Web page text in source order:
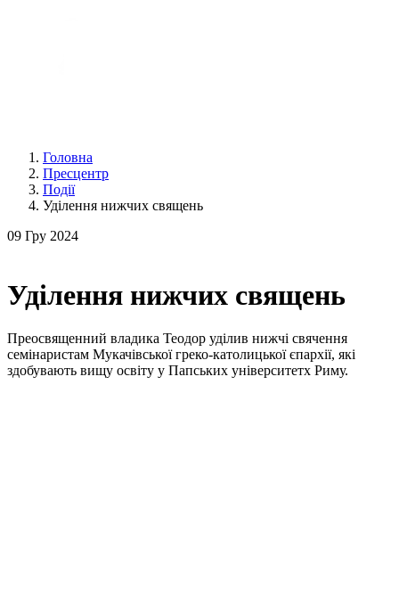
Головна
Пресцентр
Події
Уділення нижчих священь
09 Гру 2024
Уділення нижчих священь
Преосвященний владика Теодор уділив нижчі свячення
семінаристам Мукачівської греко-католицької єпархії, які
здобувають вищу освіту у Папських університетх Риму.